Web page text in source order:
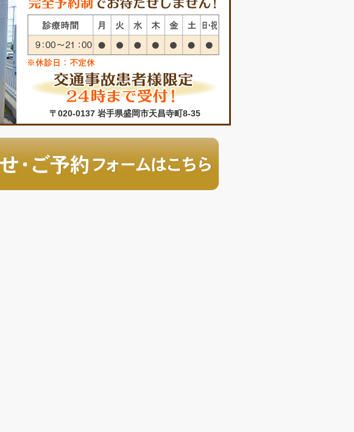
〒020-0137 岩手県盛岡市天昌寺町8-35